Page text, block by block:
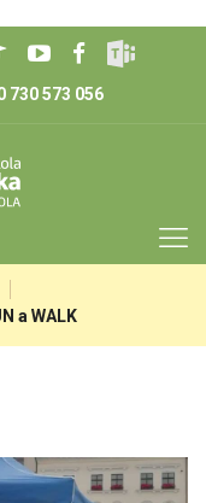
730 573 056
a WALK